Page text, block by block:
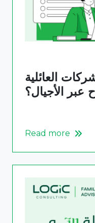
العائلية
عبر الأجيال؟
Read more